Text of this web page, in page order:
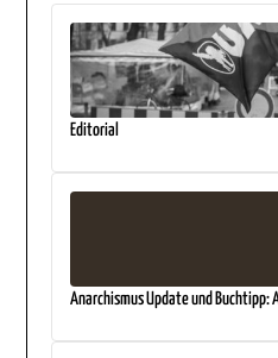
Editorial
Anarchismus Update und Buchtipp: